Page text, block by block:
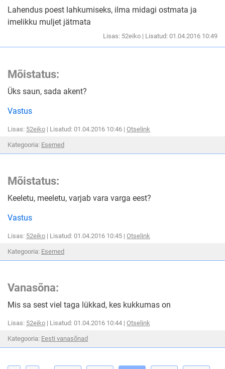
Lahendus poest lahkumiseks, ilma midagi ostmata ja
imelikku muljet jätmata
Lisas: 52eiko | Lisatud: 01.04.2016 10:49
Mõistatus:
Üks saun, sada akent?
Vastus
Lisas: 52eiko | Lisatud: 01.04.2016 10:46 | Otselink
Kategooria: Esemed
Mõistatus:
Keeletu, meeletu, varjab vara varga eest?
Vastus
Lisas: 52eiko | Lisatud: 01.04.2016 10:45 | Otselink
Kategooria: Esemed
Vanasõna:
Mis sa sest viel taga lükkad, kes kukkumas on
Lisas: 52eiko | Lisatud: 01.04.2016 10:44 | Otselink
Kategooria: Eesti vanasõnad